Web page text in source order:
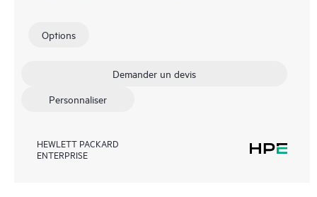
Options
Demander un devis
Personnaliser
HEWLETT PACKARD
ENTERPRISE